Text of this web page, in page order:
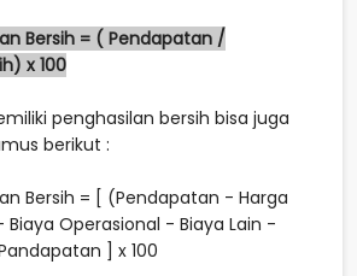
Bersih = ( Pendapatan /
x 100
penghasilan bersih bisa juga
berikut :
Bersih = [ (Pendapatan - Harga
Biaya Operasional - Biaya Lain -
] x 100